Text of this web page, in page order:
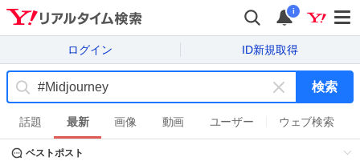
i
ログイン ID新規取得
キ
ー
ワ
検索
話題 最新 画像 動画 ユーザー ウェブ検索
ベストポスト